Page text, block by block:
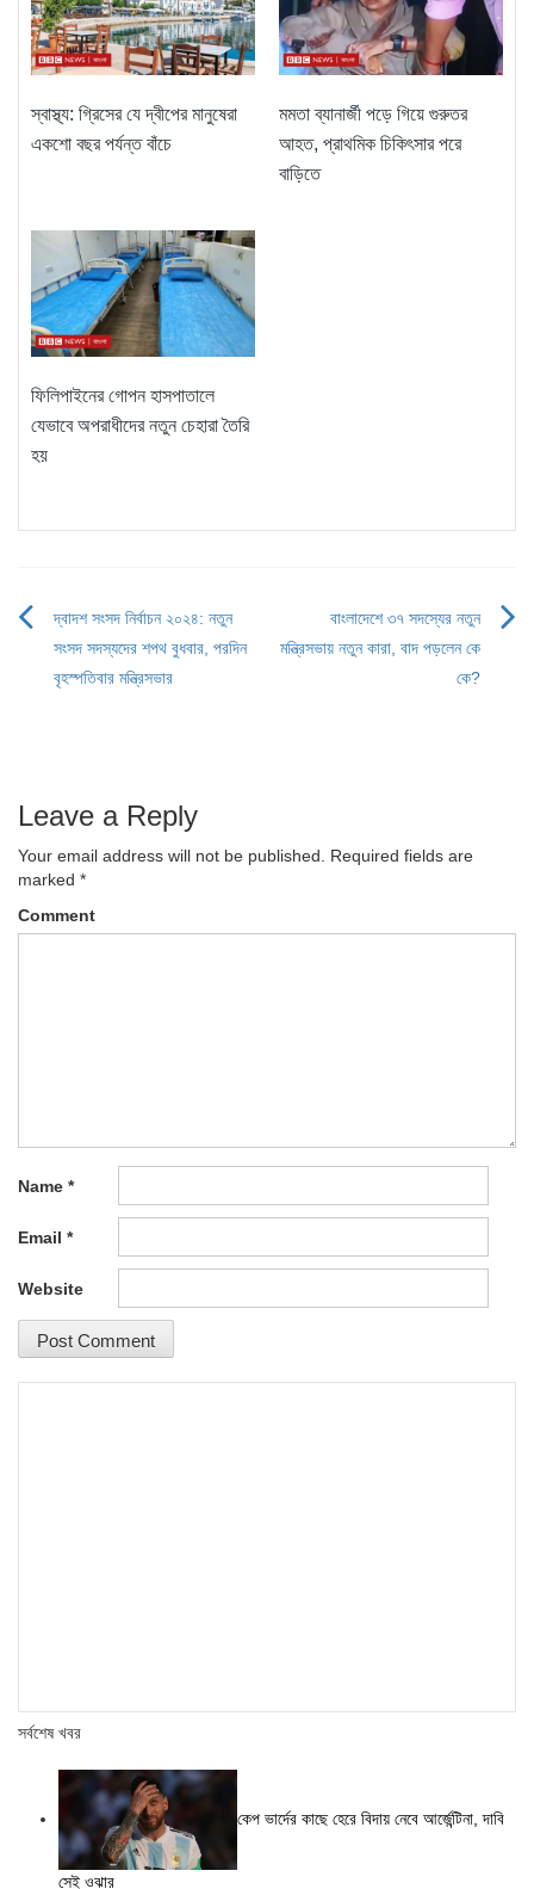
স্বাস্থ্য: গ্রিসের যে দ্বীপের মানুষেরা
একশো বছর পর্যন্ত বাঁচে
মমতা ব্যানার্জী পড়ে গিয়ে গুরুতর
আহত, প্রাথমিক চিকিৎসার পরে
বাড়িতে
ফিলিপাইনের গোপন হাসপাতালে
যেভাবে অপরাধীদের নতুন চেহারা তৈরি
হয়
Post
navigation
দ্বাদশ সংসদ নির্বাচন ২০২৪: নতুন
সংসদ সদস্যদের শপথ বুধবার, পরদিন
বৃহস্পতিবার মন্ত্রিসভার
বাংলাদেশে ৩৭ সদস্যের নতুন
মন্ত্রিসভায় নতুন কারা, বাদ পড়লেন কে
কে?
Leave a Reply
Your email address will not be published.
Required fields are
marked *
Comment
Name *
Email *
Website
সর্বশেষ খবর
কেপ ভার্দের কাছে হেরে বিদায় নেবে আর্জেন্টিনা, দাবি
সেই ওঝার